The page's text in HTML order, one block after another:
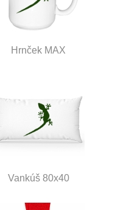
Hrnček MAX
Vankúš 80x40